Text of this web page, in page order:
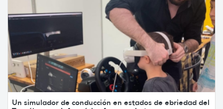
Un simulador de conducción en estados de ebriedad del